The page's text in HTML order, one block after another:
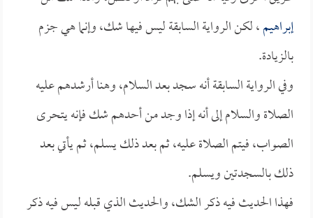
إبراهيم، لكن الرواية السابقة ليس فيها شك، وإنما هي جزم
بالزيادة.
وفي الرواية السابقة أنه سجد بعد السلام، وهنا أرشدهم عليه
الصلاة والسلام إلى أنه إذا وجد من أحدهم شك فإنه يتحرى
الصواب، فيتم الصلاة عليه، ثم بعد ذلك يسلم، ثم يأتي بعد
ذلك بالسجدتين ويسلم.
فهذا الحديث فيه ذكر الشك، والحديث الذي قبله ليس فيه ذكر